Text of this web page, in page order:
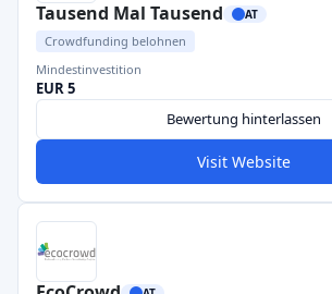
Tausend Mal Tausend AT
Crowdfunding belohnen
Mindestinvestition
EUR 5
Bewertung hinterlassen
Visit Website